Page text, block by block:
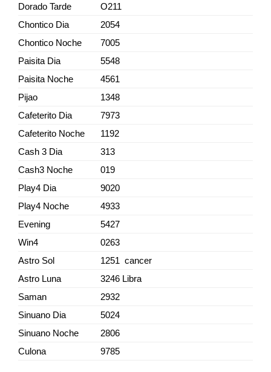
Dorado Tarde
O211
Chontico Dia
2054
Chontico Noche
7005
Paisita Dia
5548
Paisita Noche
4561
Pijao
1348
Cafeterito Dia
7973
Cafeterito Noche
1192
Cash 3 Dia
313
Cash3 Noche
019
Play4 Dia
9020
Play4 Noche
4933
Evening
5427
Win4
0263
Astro Sol
1251 cancer
Astro Luna
3246 Libra
Saman
2932
Sinuano Dia
5024
Sinuano Noche
2806
Culona
9785